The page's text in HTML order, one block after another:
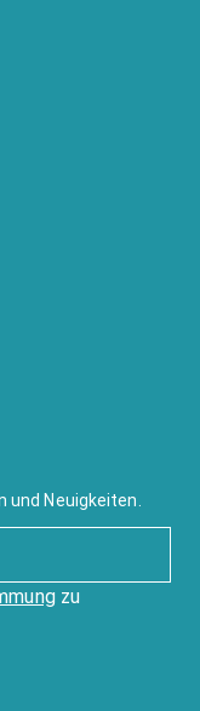
und Neuigkeiten.
zu